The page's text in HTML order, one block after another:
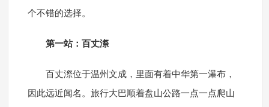
个不错的选择。
第一站：百丈漈
百丈漈位于温州文成，里面有着中华第一瀑布，
因此远近闻名。旅行大巴顺着盘山公路一点一点爬山